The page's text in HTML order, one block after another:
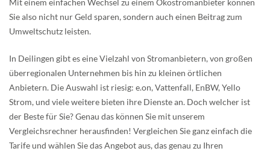
Sie also nicht nur Geld sparen, sondern auch einen Beitrag zum
Umweltschutz leisten.
In Deilingen gibt es eine Vielzahl von Stromanbietern, von großen
überregionalen Unternehmen bis hin zu kleinen örtlichen
Anbietern. Die Auswahl ist riesig: e.on, Vattenfall, EnBW, Yello
Strom, und viele weitere bieten ihre Dienste an. Doch welcher ist
der Beste für Sie? Genau das können Sie mit unserem
Vergleichsrechner herausfinden! Vergleichen Sie ganz einfach die
Tarife und wählen Sie das Angebot aus, das genau zu Ihren